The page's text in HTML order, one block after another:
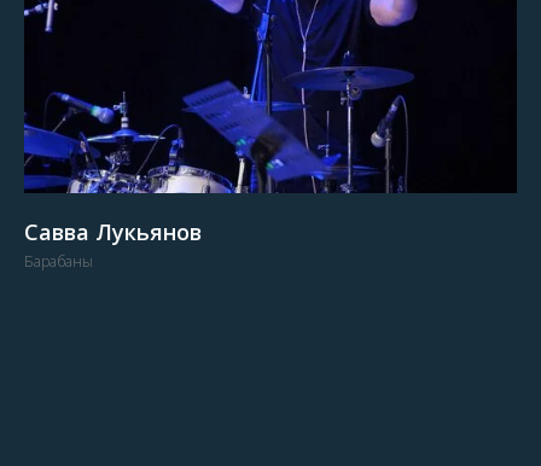
Савва Лукьянов
Барабаны